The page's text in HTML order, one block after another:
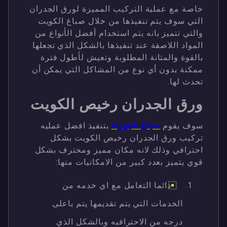
خاصة مع عملية التركيب المميزة لورق الجدران
التي سوف يتم تنفيذها من خلال صباغ الكويت
والتي تتميز بانه يتم استخدام أفضل الأنواع من
المواد اللاصقة عند تنفيذها بالشكل الذي تجعلها
بالقوة والمتانة المطلوبة وتعيش لأطول فترة
ممكنة بدون أي نوع من المشاكل التي يمكن أن
تحدث لها.
ورق الجدران رخيص الكويت
سوف يقومصباغ الجهراء بتنفيذ افضل عمليه
تركيب ورق الجدران رخيص الكويت بشكل
احترافي وذلك لانه مكان مميز ومحترف بشكل
قوي يتميز بعدد كبير من الامكانيات منها:
دائما التعامل مع اي خدمه من
الخدمات التي يتم تقديمها يتم باعلى
درجه من الاحترافيه وبالشكل الذي